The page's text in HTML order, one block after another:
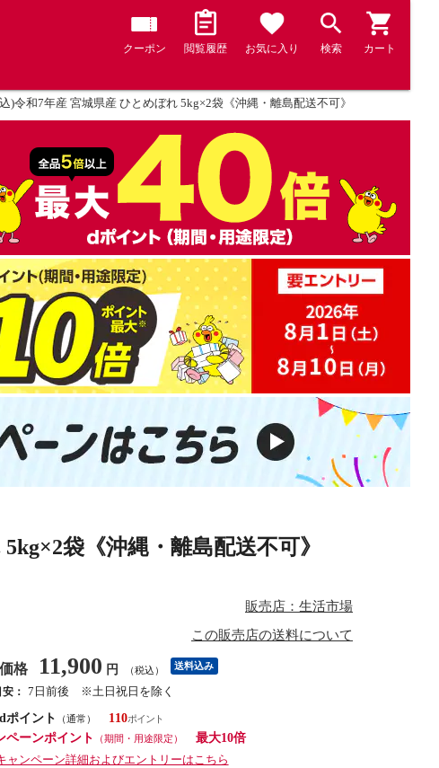
クーポン 閲覧履歴 お気に入り 検索 カート
込)令和7年産 宮城県産 ひとめぼれ 5kg×2袋《沖縄・離島配送不可》
袋《沖縄・離島配送不可》
販売店：生活市場
この販売店の送料について
格 11,900 円 （税込） 送料込み
： 7日前後 ※土日祝日を除く
ポイント
（通常）
110
ペーンポイント
（期間・用途限定）
最大10倍
ャンペーン詳細およびエントリーはこちら